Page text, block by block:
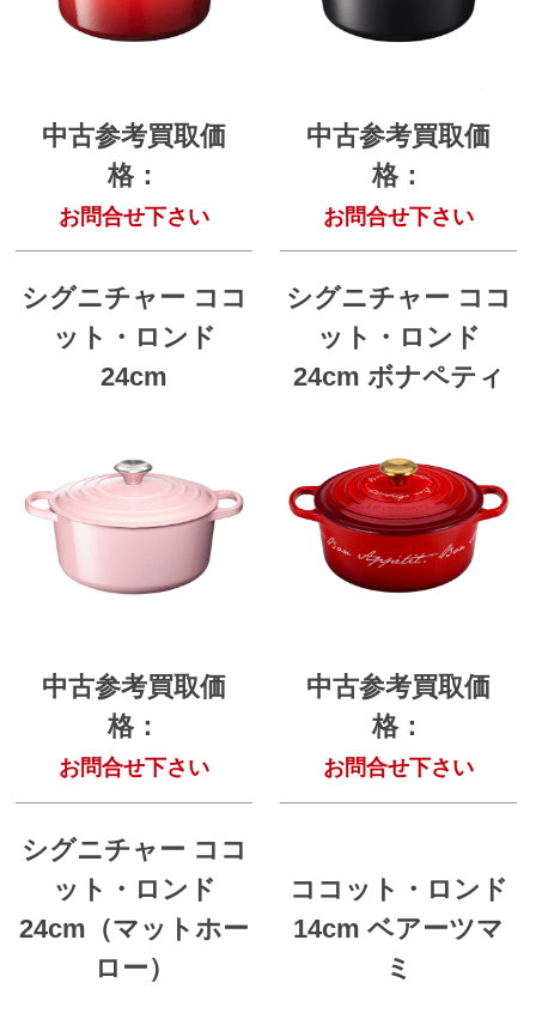
中古参考買取価
格：
お問合せ下さい
中古参考買取価
格：
お問合せ下さい
シグニチャー ココ
ット・ロンド
24cm
中古参考買取価
格：
お問合せ下さい
シグニチャー ココ
ット・ロンド
24cm ボナペティ
中古参考買取価
格：
お問合せ下さい
シグニチャー ココ
ット・ロンド
24cm（マットホー
ロー）
ココット・ロンド
14cm ベアーツマ
ミ